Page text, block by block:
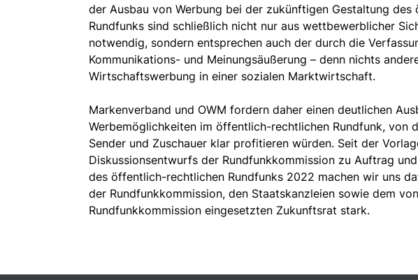
der Ausbau von Werbung bei der zukünftigen Gestaltung
Rundfunks sind schließlich nicht nur aus wettbewerblicher
notwendig, sondern entsprechen auch der durch die
Kommunikations- und Meinungsäußerung – denn nichts
Wirtschaftswerbung in einer sozialen Marktwirtschaft.
Markenverband und OWM fordern daher einen deutlichen
Werbemöglichkeiten im öffentlich-rechtlichen Rundfunk, von
Sender und Zuschauer klar profitieren würden. Seit der
Diskussionsentwurfs der Rundfunkkommission zu Auftrag
des öffentlich-rechtlichen Rundfunks 2022 machen wir uns
der Rundfunkkommission, den Staatskanzleien sowie dem
Rundfunkkommission eingesetzten Zukunftsrat stark.